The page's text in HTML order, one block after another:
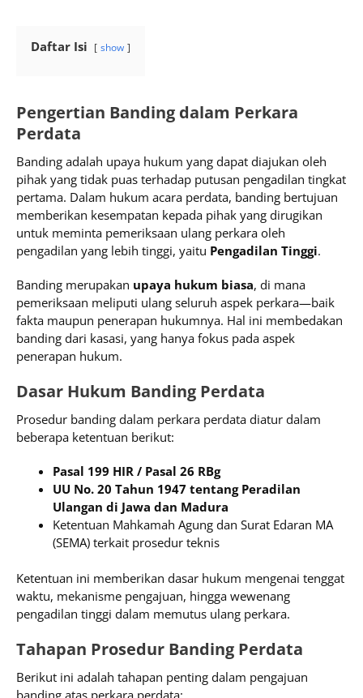
Daftar Isi show
Pengertian Banding dalam Perkara
Perdata
Banding adalah upaya hukum yang dapat diajukan oleh
pihak yang tidak puas terhadap putusan pengadilan tingkat
pertama. Dalam hukum acara perdata, banding bertujuan
memberikan kesempatan kepada pihak yang dirugikan
untuk meminta pemeriksaan ulang perkara oleh
pengadilan yang lebih tinggi, yaitu Pengadilan Tinggi.
Banding merupakan upaya hukum biasa, di mana
pemeriksaan meliputi ulang seluruh aspek perkara—baik
fakta maupun penerapan hukumnya. Hal ini membedakan
banding dari kasasi, yang hanya fokus pada aspek
penerapan hukum.
Dasar Hukum Banding Perdata
Prosedur banding dalam perkara perdata diatur dalam
beberapa ketentuan berikut:
Pasal 199 HIR / Pasal 26 RBg
UU No. 20 Tahun 1947 tentang Peradilan
Ulangan di Jawa dan Madura
Ketentuan Mahkamah Agung dan Surat Edaran MA
(SEMA) terkait prosedur teknis
Ketentuan ini memberikan dasar hukum mengenai tenggat
waktu, mekanisme pengajuan, hingga wewenang
pengadilan tinggi dalam memutus ulang perkara.
Tahapan Prosedur Banding Perdata
Berikut ini adalah tahapan penting dalam pengajuan